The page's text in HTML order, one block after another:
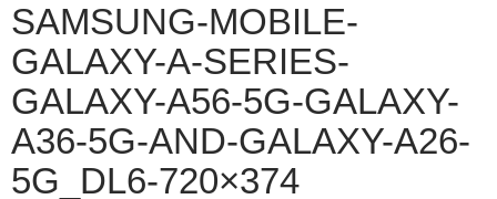
SAMSUNG-MOBILE-
GALAXY-A-SERIES-
GALAXY-A56-5G-GALAXY-
A36-5G-AND-GALAXY-A26-
5G_DL6-720×374